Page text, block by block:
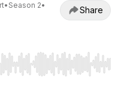
• Season 2•
Share
Home/End to jump to